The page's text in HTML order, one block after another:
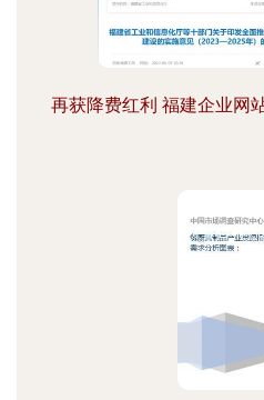
再获降费红利 福建企业网